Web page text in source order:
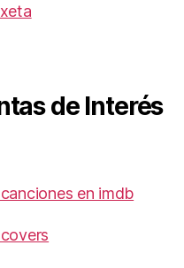
de Interés
en imdb